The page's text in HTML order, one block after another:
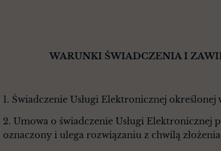
WARUNKI ŚWIADCZENIA I
1. Świadczenie Usługi Elektronicznej określonej
2. Umowa o świadczenie Usługi Elektronicznej
oznaczony i ulega rozwiązaniu z chwilą